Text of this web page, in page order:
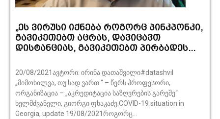
„ეს ვირუსი იქნება როგორც პინკპონკი,
გავიკეთებთ აცრას, დავიცავთ
დისტანციას, გავიკეთებთ პირბადეს...
20/08/2021ავტორი: ირინა დათაშვილი#datashvil
„მიმოხილვა, თუ სად ვართ “ – წერს პროფესორი,
ორგანიზაცია – „აკრედიტაცია საზღვრების გარეშე“
ხელმძვანელი, გიორგი ფხაკაძე.COVID-19 situation in
Georgia, update 19/08/2021როგორც...